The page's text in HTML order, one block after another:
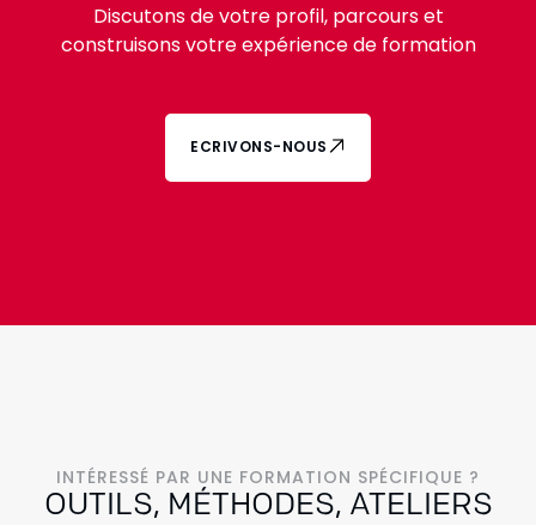
Discutons de votre profil, parcours et
construisons votre expérience de formation
ECRIVONS-NOUS
INTÉRESSÉ PAR UNE FORMATION SPÉCIFIQUE ?
OUTILS, MÉTHODES, ATELIERS